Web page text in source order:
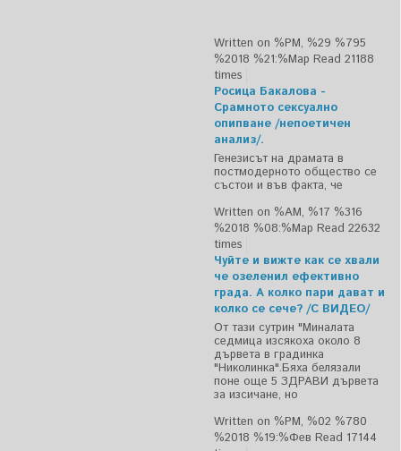
Written on %PM, %29 %795
%2018 %21:%Мар Read 21188
times
Росица Бакалова -
Срамното сексуално
опипване /непоетичен
анализ/.
Генезисът на драмата в
постмодерното общество се
състои и във факта, че
Written on %AM, %17 %316
%2018 %08:%Мар Read 22632
times
Чуйте и вижте как се хвали
че озеленил ефективно
града. А колко пари дават и
колко се сече? /С ВИДЕО/
От тази сутрин "Миналата
седмица изсякоха около 8
дървета в градинка
"Николинка".Бяха белязали
поне още 5 ЗДРАВИ дървета
за изсичане, но
Written on %PM, %02 %780
%2018 %19:%Фев Read 17144